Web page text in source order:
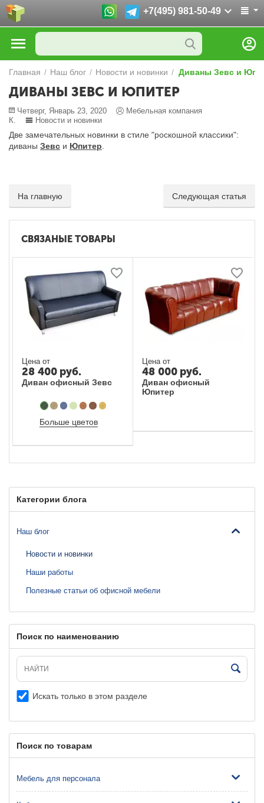
+7(495) 981-50-49
Главная / Наш блог / Новости и новинки / Диваны Зевс и
ДИВАНЫ ЗЕВС И ЮПИТЕР
Четверг, Январь 23, 2020
Мебельная компания
К.
Новости и новинки
Две замечательных новинки в стиле "роскошной классики":
диваны Зевс и Юпитер
На главную Следующая статья
СВЯЗАНЫЕ ТОВАРЫ
Цена от
28 400 руб.
Диван офисный Зевс
Больше цветов
Цена от
48 000 руб.
Диван офисный
Юпитер
Категории блога
Наш блог
Новости и новинки
Наши работы
Полезные статьи об офисной мебели
Поиск по наименованию
Искать только в этом разделе
Поиск по товарам
Мебель для персонала